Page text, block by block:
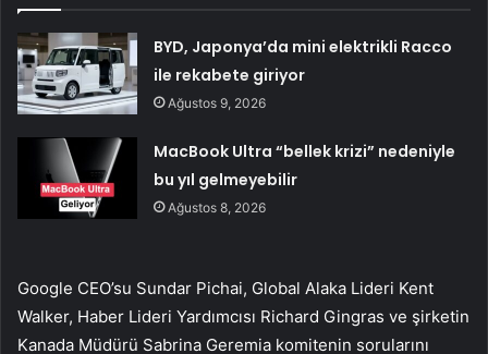
BYD, Japonya’da mini elektrikli Racco
ile rekabete giriyor
Ağustos 9, 2026
MacBook Ultra “bellek krizi” nedeniyle
bu yıl gelmeyebilir
Ağustos 8, 2026
Google CEO’su Sundar Pichai, Global Alaka Lideri Kent
Walker, Haber Lideri Yardımcısı Richard Gingras ve şirketin
Kanada Müdürü Sabrina Geremia komitenin sorularını